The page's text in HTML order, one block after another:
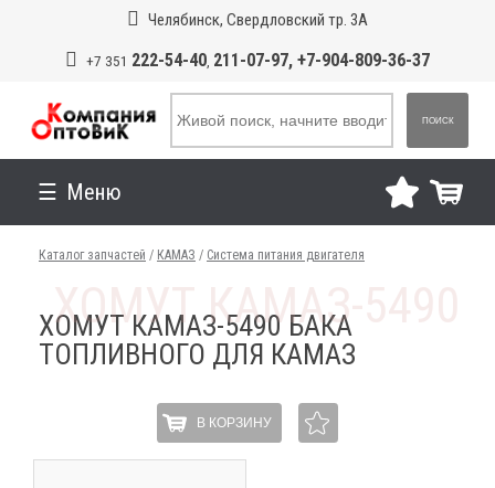
Челябинск, Свердловский тр. 3А
+7 351 222-54-40, 211-07-97, +7-904-809-36-37
ПОИСК
Меню
Каталог запчастей / КАМАЗ / Система питания двигателя
ХОМУТ КАМАЗ-5490 БАКА
ТОПЛИВНОГО ДЛЯ КАМАЗ
В КОРЗИНУ